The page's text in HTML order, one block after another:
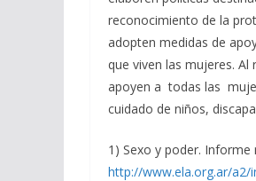
reconocimiento de la
adopten medidas de
que viven las mujeres. Al
apoyen a todas las
cuidado de niños,
1) Sexo y poder. Informe
http://www.ela.org.ar/a2/